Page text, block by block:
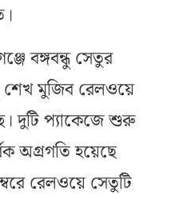
বঙ্গবন্ধু সেতুর
শেখ মুজিব রেলওয়ে
দুটি প্যাকেজে শুরু
অগ্রগতি হয়েছে
রেলওয়ে সেতুটি